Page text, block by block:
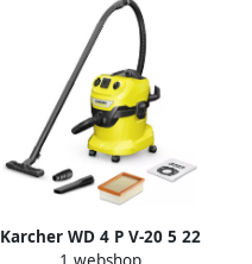
Karcher WD 4 P V-20 5 22